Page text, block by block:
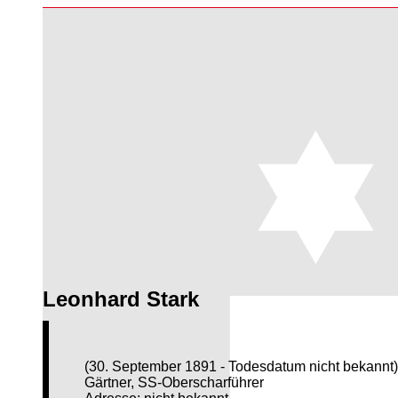
Leonhard Stark
(30. September 1891 - Todesdatum nicht bekannt)
Gärtner, SS-Oberscharführer